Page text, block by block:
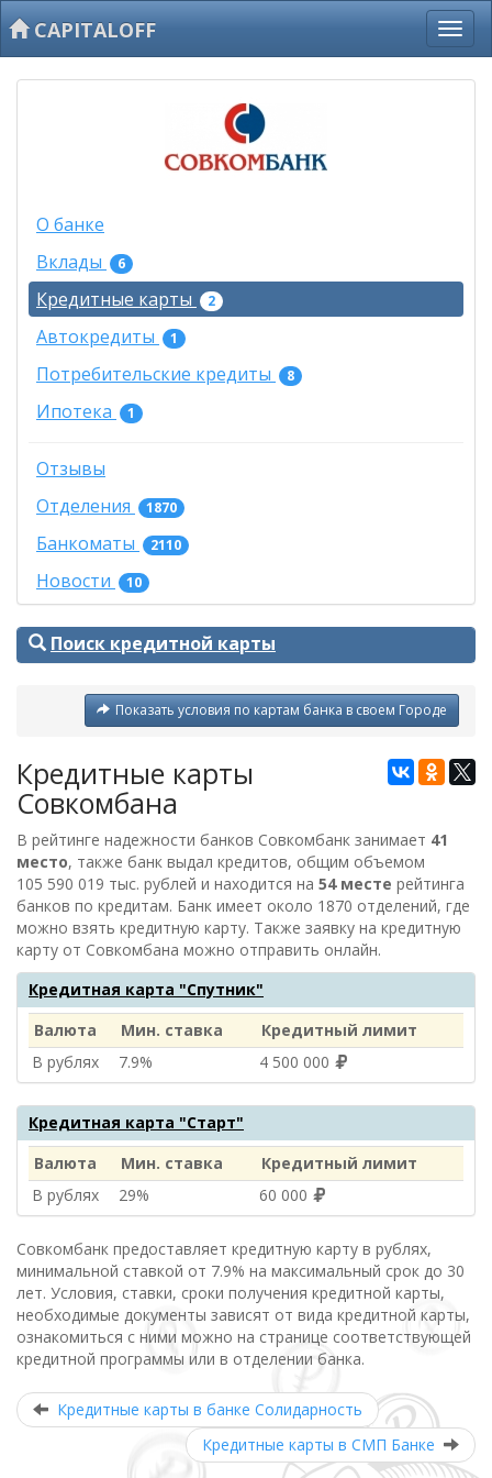
CAPITALOFF
О банке
Вклады
6
Кредитные карты 2
Автокредиты 1
Потребительские кредиты 8
Ипотека 1
Отзывы
Отделения
1870
Банкоматы 2110
Новости 10
Поиск кредитной карты
Показать условия по картам банка в своем Городе
Кредитные карты
Совкомбана
В рейтинге надежности банков Совкомбанк занимает 41
место, также банк выдал кредитов, общим объемом
105 590 019 тыс. рублей и находится на 54 месте рейтинга
банков по кредитам. Банк имеет около 1870 отделений, где
можно взять кредитную карту. Также заявку на кредитную
карту от Совкомбана можно отправить онлайн.
Кредитная карта "Спутник"
Валюта
Мин. ставка
Кредитный лимит
В рублях
7.9% 4 500 000
Кредитная карта "Старт"
Валюта
Мин. ставка
Кредитный лимит
В рублях
29% 60 000
Совкомбанк предоставляет кредитную карту в рублях,
минимальной ставкой от 7.9% на максимальный срок до 30
лет. Условия, ставки, сроки получения кредитной карты,
необходимые документы зависят от вида кредитной карты,
ознакомиться с ними можно на странице соответствующей
кредитной программы или в отделении банка.
Кредитные карты в банке Солидарность
Кредитные карты в СМП Банке